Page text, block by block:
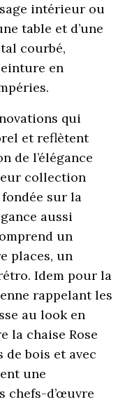
intérieur ou
table et d’une
courbé,
en
qui
et reflètent
de l’élégance
collection
sur la
aussi
un
places, un
Idem pour la
rappelant les
au look en
la chaise Rose
bois et avec
une
chefs-d’œuvre